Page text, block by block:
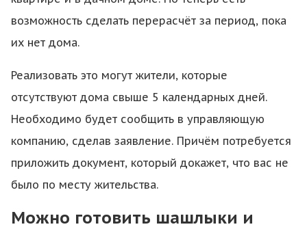
возможность сделать перерасчёт за период, пока
их нет дома.
Реализовать это могут жители, которые
отсутствуют дома свыше 5 календарных дней.
Необходимо будет сообщить в управляющую
компанию, сделав заявление. Причём потребуется
приложить документ, который докажет, что вас не
было по месту жительства.
Можно готовить шашлыки и